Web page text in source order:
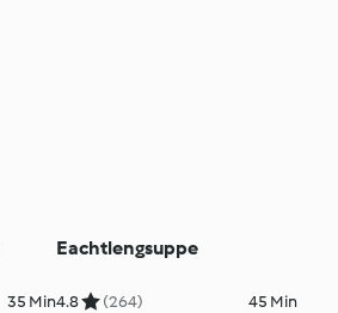
35 Min
Eachtlengsuppe
4.8 (264) 45 Min